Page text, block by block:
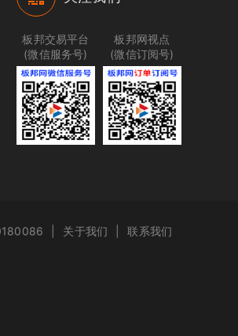
板邦交易平台
(微信服务号)
板邦网视点
(微信订阅号)
关于我们
联系我们